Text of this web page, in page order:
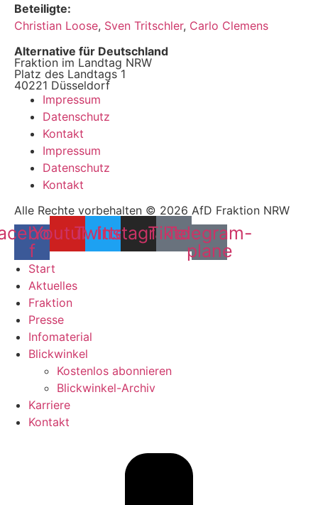
Beteiligte:
Christian Loose, Sven Tritschler, Carlo Clemens
Alternative für Deutschland
Fraktion im Landtag NRW
Platz des Landtags 1
40221 Düsseldorf
Impressum
Datenschutz
Kontakt
Impressum
Datenschutz
Kontakt
Alle Rechte vorbehalten © 2026 AfD Fraktion NRW
f
YoutubeTwitter
Instagram
Tiktok
Telegram-
plane
Start
Aktuelles
Fraktion
Presse
Infomaterial
Blickwinkel
Kostenlos abonnieren
Blickwinkel-Archiv
Karriere
Kontakt